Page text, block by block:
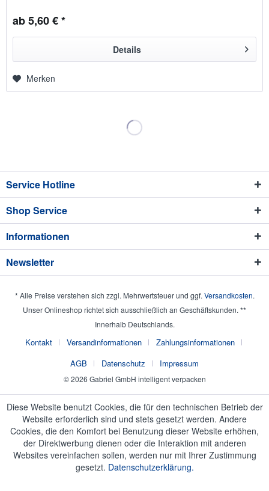
ab 5,60 € *
Details
Merken
Service Hotline
Shop Service
Informationen
Newsletter
* Alle Preise verstehen sich zzgl. Mehrwertsteuer und ggf. Versandkosten.
Unser Onlineshop richtet sich ausschließlich an Geschäftskunden. **
Innerhalb Deutschlands.
Kontakt Versandinformationen
Zahlungsinformationen
AGB
Datenschutz Impressum
© 2026 Gabriel GmbH intelligent verpacken
Diese Website benutzt Cookies, die für den technischen Betrieb der
Website erforderlich sind und stets gesetzt werden. Andere
Cookies, die den Komfort bei Benutzung dieser Website erhöhen,
der Direktwerbung dienen oder die Interaktion mit anderen
Websites vereinfachen sollen, werden nur mit Ihrer Zustimmung
gesetzt. Datenschutzerklärung.